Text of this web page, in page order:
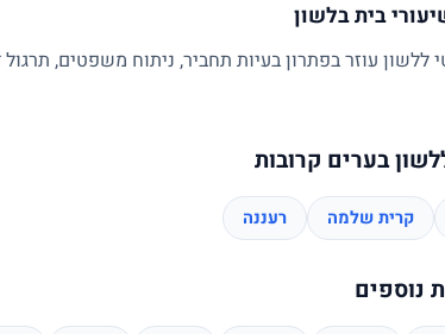
בית בלשון
ללשון עוזר בפתרון בעיות תחביר, ניתוח משפטים,
בערים קרובות
קרית שלמה רעננה
נוספים